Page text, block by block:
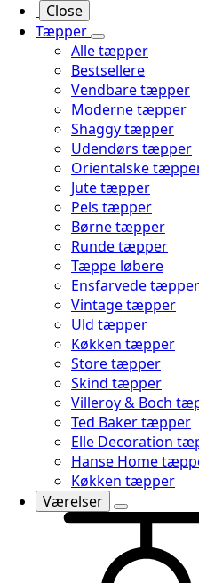
Close
Tæpper
Alle tæpper
Bestsellere
Vendbare tæpper
Moderne tæpper
Shaggy tæpper
Udendørs tæpper
Orientalske
Jute tæpper
Pels tæpper
Børne tæpper
Runde tæpper
Tæppe løbere
Ensfarvede tæpper
Vintage tæpper
Uld tæpper
Køkken tæpper
Store tæpper
Skind tæpper
Villeroy & Boch
Ted Baker tæpper
Elle Decoration
Hanse Home
Køkken tæpper
Værelser